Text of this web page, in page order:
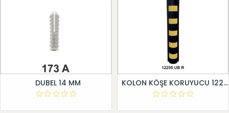
DUBEL 14 MM KOLON KÖŞE KORUYUCU 12295 UB R